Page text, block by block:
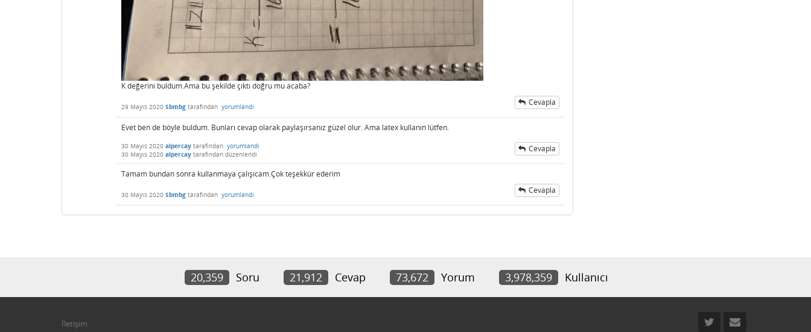
K değerini buldum.Ama bu şekilde çıktı doğru mu acaba?
29 Mayıs 2020 Sbmbg tarafından yorumlandı Cevapla
Evet ben de böyle buldum. Bunları cevap olarak paylaşırsanız güzel olur. Ama latex kullanın lütfen.
30 Mayıs 2020 alpercay tarafından yorumlandı
30 Mayıs 2020 alpercay tarafından düzenlendi
Cevapla
Tamam bundan sonra kullanmaya çalışıcam.Çok teşekkür ederim
30 Mayıs 2020 Sbmbg tarafından yorumlandı Cevapla
20,359 Soru 21,912 Cevap 73,672 Yorum 3,978,359 Kullanıcı
İletişim